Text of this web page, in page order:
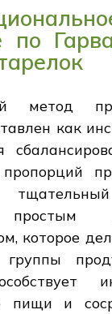
по
метод
как
которое
группы
пищи и